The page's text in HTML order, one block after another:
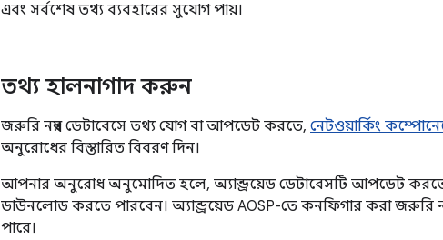
এবং সর্বশেষ তথ্য ব্যবহারের সুযোগ পায়।
তথ্য হালনাগাদ করুন
জরুরি নম্বর ডেটাবেসে তথ্য যোগ বা আপডেট করতে, নেটওয়ার্কিং
অনুরোধের বিস্তারিত বিবরণ দিন।
আপনার অনুরোধ অনুমোদিত হলে, অ্যান্ড্রয়েড ডেটাবেসটি আপডেট
ডাউনলোড করতে পারবেন। অ্যান্ড্রয়েড AOSP-তে কনফিগার করা জরুরি
পারে।